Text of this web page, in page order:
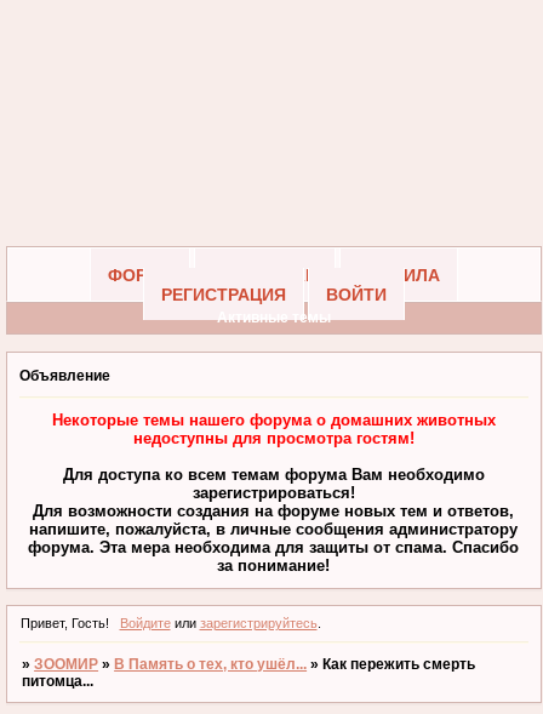
ФОРУМ УЧАСТНИКИ
ПРАВИЛА
РЕГИСТРАЦИЯ
ВОЙТИ
Активные темы
Объявление
Некоторые темы нашего форума о домашних животных
недоступны для просмотра гостям!
Для доступа ко всем темам форума Вам необходимо
зарегистрироваться!
Для возможности создания на форуме новых тем и ответов,
напишите, пожалуйста, в личные сообщения администратору
форума. Эта мера необходима для защиты от спама. Спасибо
за понимание!
Привет, Гость! Войдитеили зарегистрируйтесь.
»ЗООМИР » В Память о тех, кто ушёл... » Как пережить смерть
питомца...